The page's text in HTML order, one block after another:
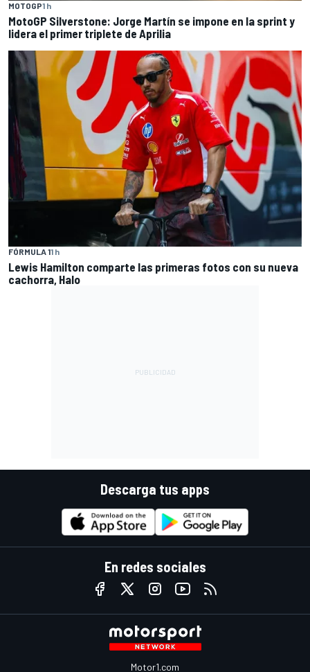
MOTOGP1 h
MotoGP Silverstone: Jorge Martín se impone en la sprint y
lidera el primer triplete de Aprilia
FÓRMULA 11 h
Lewis Hamilton comparte las primeras fotos con su nueva
cachorra, Halo
Descarga tus apps
En redes sociales
Motor1.com